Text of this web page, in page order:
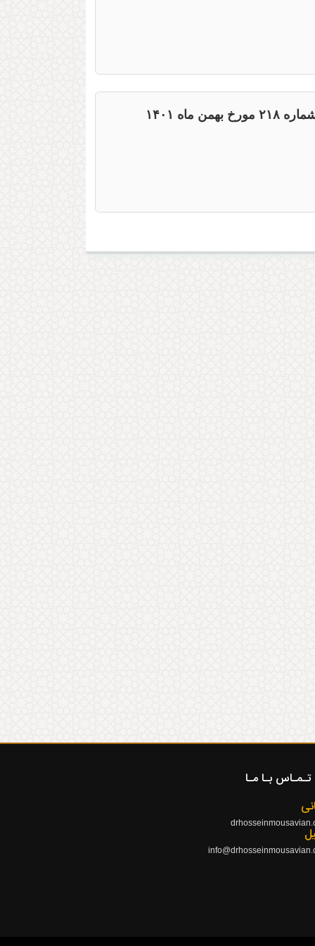
ماه ۱۴۰۱
تـمـاس بـا مـا